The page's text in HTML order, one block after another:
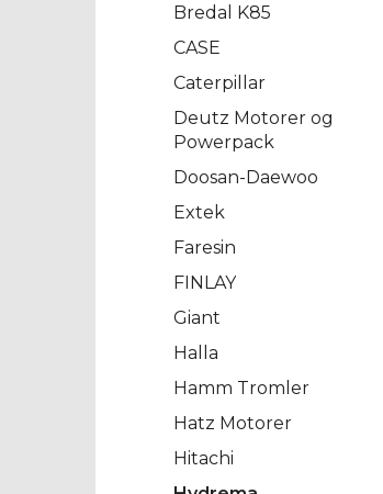
Bredal K85
CASE
Caterpillar
Deutz Motorer og
Powerpack
Doosan-Daewoo
Extek
Faresin
FINLAY
Giant
Halla
Hamm Tromler
Hatz Motorer
Hitachi